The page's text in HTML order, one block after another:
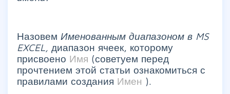
Назовем Именованным диапазоном в MS
EXCEL, диапазон ячеек, которому
присвоено Имя (советуем перед
прочтением этой статьи ознакомиться с
правилами создания Имен ).